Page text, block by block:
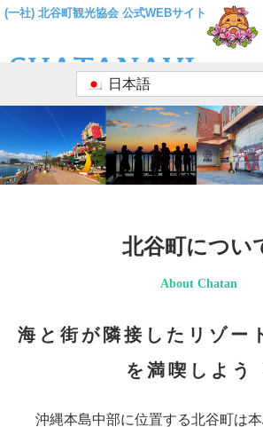
(一社) 北谷町観光協会 公式WEBサイト
日本語
北谷町につい
About Chatan
海と街が隣接したリゾー
を満喫しよう
沖縄本島中部に位置する北谷町は